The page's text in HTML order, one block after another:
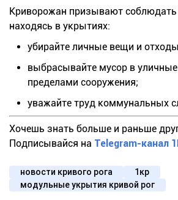
Криворожан призывают соблюдать
находясь в укрытиях:
убирайте личные вещи и
выбрасывайте мусор в
пределами сооружения;
уважайте труд коммунальных
Хочешь знать больше и раньше
Подписывайся на Telegram-канал
новости кривого рога
1кр
модульные укрытия кривой рог